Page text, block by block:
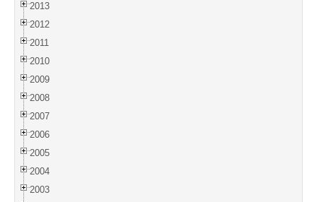
2013
2012
2011
2010
2009
2008
2007
2006
2005
2004
2003